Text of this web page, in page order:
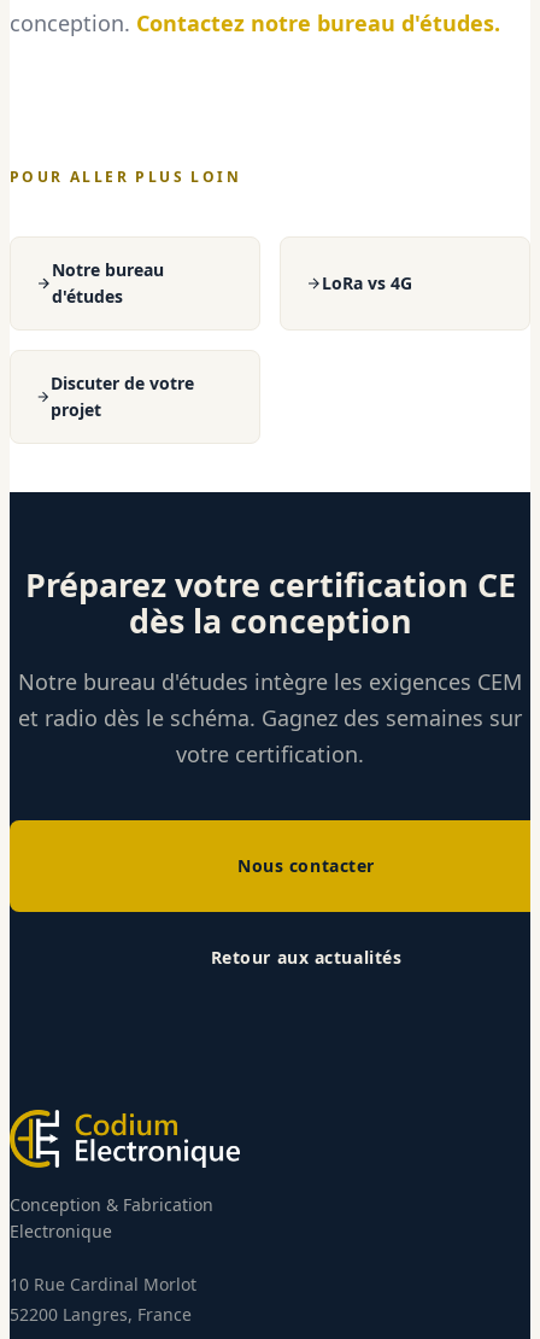
conception. Contactez notre bureau d'études.
POUR ALLER PLUS LOIN
Notre bureau
d'études
LoRa vs 4G
Discuter de votre
projet
Préparez votre certification CE
dès la conception
Notre bureau d'études intègre les exigences CEM
et radio dès le schéma. Gagnez des semaines sur
votre certification.
Nous contacter
Retour aux actualités
Conception & Fabrication
Electronique
10 Rue Cardinal Morlot
52200 Langres, France